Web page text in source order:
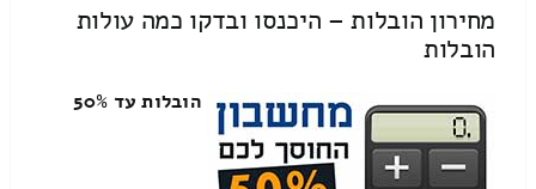
מחירון הובלות – היכנסו ובדקו כמה עולות
הובלות
הובלות עד 50%